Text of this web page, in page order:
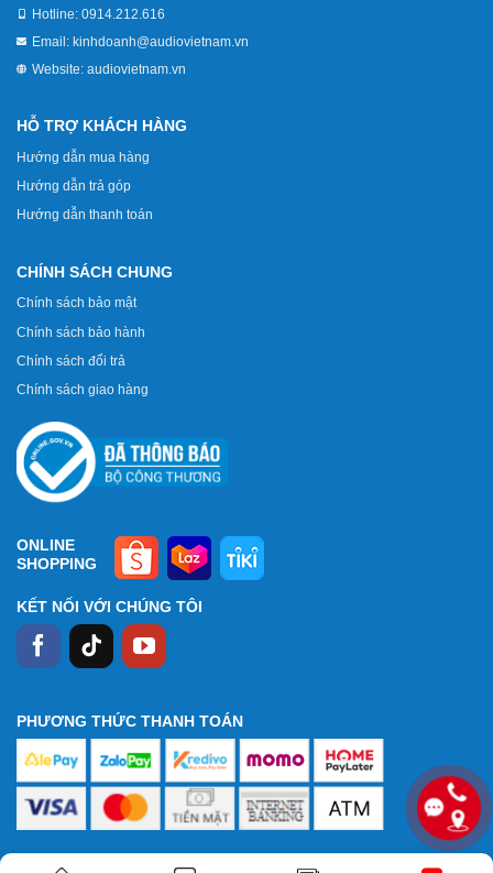
Hotline: 0914.212.616
Email: kinhdoanh@audiovietnam.vn
Website: audiovietnam.vn
HỖ TRỢ KHÁCH HÀNG
Hướng dẫn mua hàng
Hướng dẫn trả góp
Hướng dẫn thanh toán
CHÍNH SÁCH CHUNG
Chính sách bảo mật
Chính sách bảo hành
Chính sách đổi trả
Chính sách giao hàng
ONLINE
SHOPPING
KẾT NỐI VỚI CHÚNG TÔI
PHƯƠNG THỨC THANH TOÁN